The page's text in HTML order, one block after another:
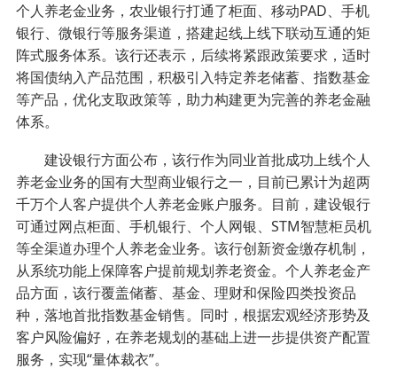
个人养老金业务，农业银行打通了柜面、移动PAD、手机
银行、微银行等服务渠道，搭建起线上线下联动互通的矩
阵式服务体系。该行还表示，后续将紧跟政策要求，适时
将国债纳入产品范围，积极引入特定养老储蓄、指数基金
等产品，优化支取政策等，助力构建更为完善的养老金融
体系。
建设银行方面公布，该行作为同业首批成功上线个人
养老金业务的国有大型商业银行之一，目前已累计为超两
千万个人客户提供个人养老金账户服务。目前，建设银行
可通过网点柜面、手机银行、个人网银、STM智慧柜员机
等全渠道办理个人养老金业务。该行创新资金缴存机制，
从系统功能上保障客户提前规划养老资金。个人养老金产
品方面，该行覆盖储蓄、基金、理财和保险四类投资品
种，落地首批指数基金销售。同时，根据宏观经济形势及
客户风险偏好，在养老规划的基础上进一步提供资产配置
服务，实现“量体裁衣”。